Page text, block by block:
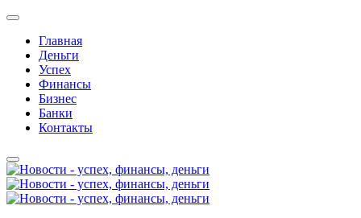
Главная
Деньги
Успех
Финансы
Бизнес
Банки
Контакты